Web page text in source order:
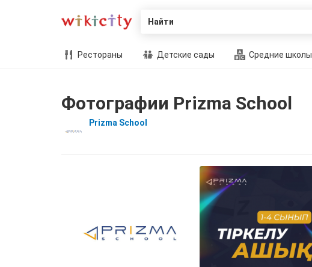
Найти
Рестораны Детские сады Средние школы
Фотографии Prizma School
Prizma School